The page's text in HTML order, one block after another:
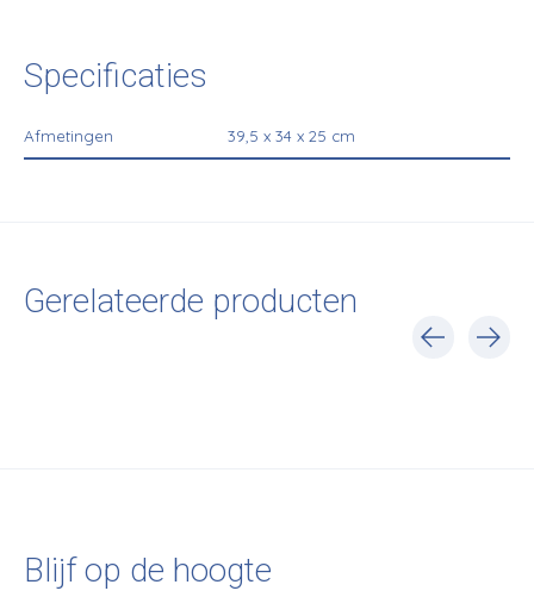
Specificaties
Afmetingen 39,5 x 34 x 25 cm
Gerelateerde producten
Blijf op de hoogte